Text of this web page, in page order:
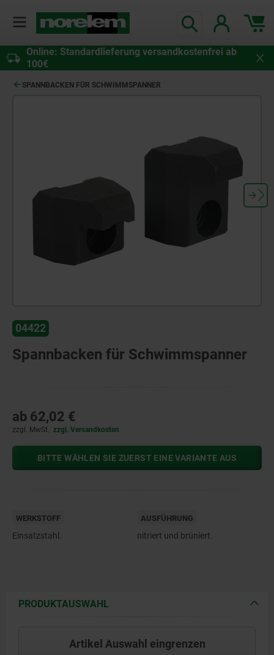
Online: Standardlieferung versandkostenfrei ab
100€
SPANNBACKEN FÜR SCHWIMMSPANNER
04422
Spannbacken für Schwimmspanner
ab 62,02 €
zzgl. MwSt. zzgl. Versandkosten
BITTE WÄHLEN SIE ZUERST EINE VARIANTE AUS
WERKSTOFF
Einsatzstahl.
AUSFÜHRUNG
nitriert und brüniert.
PRODUKTAUSWAHL
Artikel Auswahl eingrenzen